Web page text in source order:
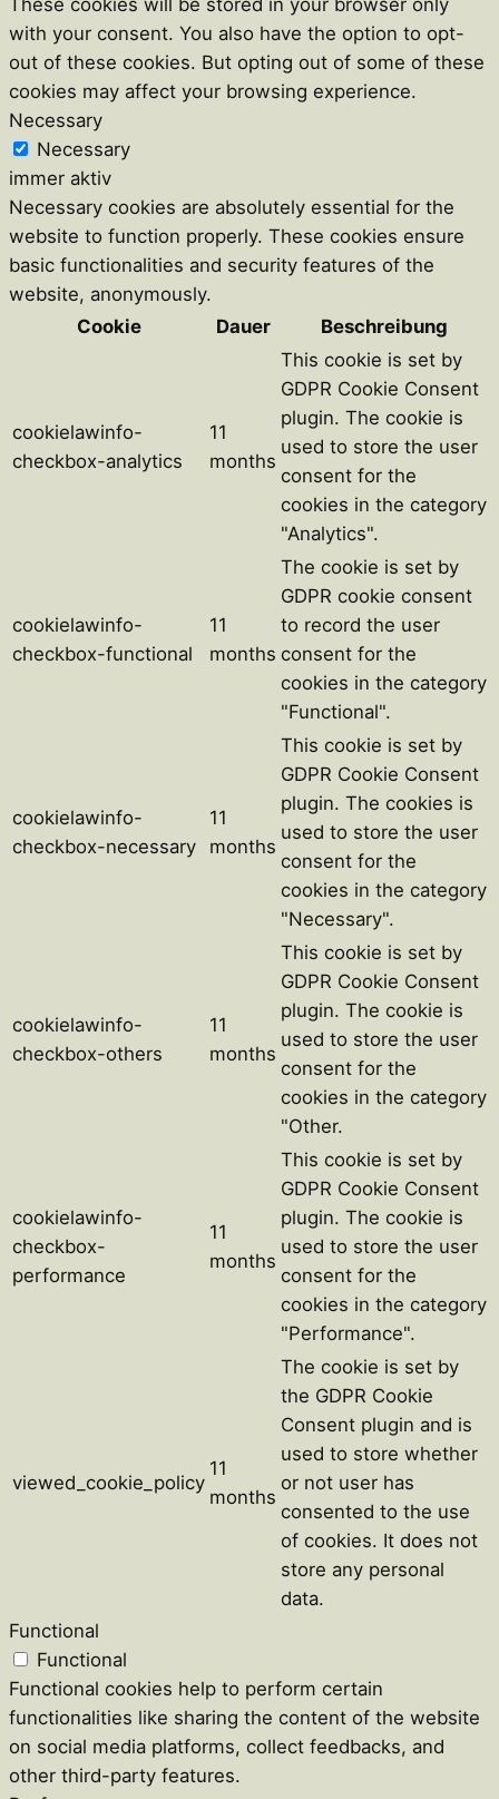
These cookies will be stored in your browser only
with your consent. You also have the option to opt-
out of these cookies. But opting out of some of these
cookies may affect your browsing experience.
Necessary
Necessary
immer aktiv
Necessary cookies are absolutely essential for the
website to function properly. These cookies ensure
basic functionalities and security features of the
website, anonymously.
Cookie
Dauer Beschreibung
cookielawinfo-
checkbox-analytics
11
months
This cookie is set by
GDPR Cookie Consent
plugin. The cookie is
used to store the user
consent for the
cookies in the category
"Analytics".
cookielawinfo-
checkbox-functional
11
months
The cookie is set by
GDPR cookie consent
to record the user
consent for the
cookies in the category
"Functional".
cookielawinfo-
checkbox-necessary
11
months
This cookie is set by
GDPR Cookie Consent
plugin. The cookies is
used to store the user
consent for the
cookies in the category
"Necessary".
cookielawinfo-
checkbox-others
11
months
This cookie is set by
GDPR Cookie Consent
plugin. The cookie is
used to store the user
consent for the
cookies in the category
"Other.
cookielawinfo-
checkbox-
performance
11
months
This cookie is set by
GDPR Cookie Consent
plugin. The cookie is
used to store the user
consent for the
cookies in the category
"Performance".
viewed_cookie_policy
11
months
The cookie is set by
the GDPR Cookie
Consent plugin and is
used to store whether
or not user has
consented to the use
of cookies. It does not
store any personal
data.
Functional
Functional
Functional cookies help to perform certain
functionalities like sharing the content of the website
on social media platforms, collect feedbacks, and
other third-party features.